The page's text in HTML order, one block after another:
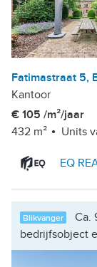
Fatimastraat 5,
Kantoor
€ 105 /m²/jaar
432 m²
Units
EQ
Blikvanger
Ca.
bedrijfsobject